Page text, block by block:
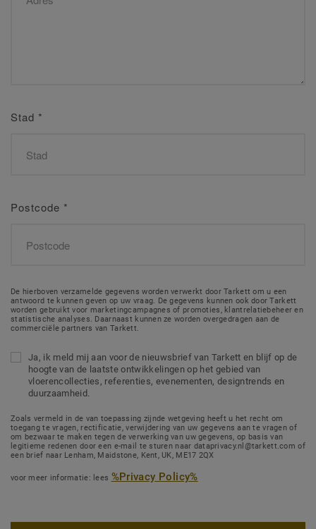
Stad *
Postcode *
De hierboven verzamelde gegevens worden verwerkt door Tarkett om u een
antwoord te kunnen geven op uw vraag. De gegevens kunnen ook door Tarkett
worden gebruikt voor marketingcampagnes of promoties, klantrelatiebeheer en
statistische analyses. Daarnaast kunnen ze worden overgedragen aan de
commerciële partners van Tarkett.
Ja, ik meld mij aan voor de nieuwsbrief van Tarkett en blijf op de
hoogte van de laatste ontwikkelingen op het gebied van
vloerencollecties, referenties, evenementen, designtrends en
duurzaamheid.
Zoals vermeld in de van toepassing zijnde wetgeving heeft u het recht om
toegang te vragen, rectificatie, verwijdering van uw gegevens aan te vragen of
om bezwaar te maken tegen de verwerking van uw gegevens, op basis van
legitieme redenen door een e-mail te sturen naar dataprivacy.nl@tarkett.com of
een brief naar Lenham, Maidstone, Kent, UK, ME17 2QX
voor meer informatie: lees %Privacy Policy%